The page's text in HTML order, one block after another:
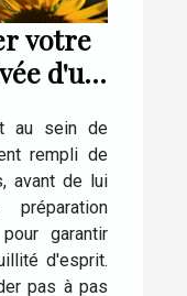
votre
d'un
au sein de
rempli de
avant de lui
garantir
d'esprit.
pas à pas